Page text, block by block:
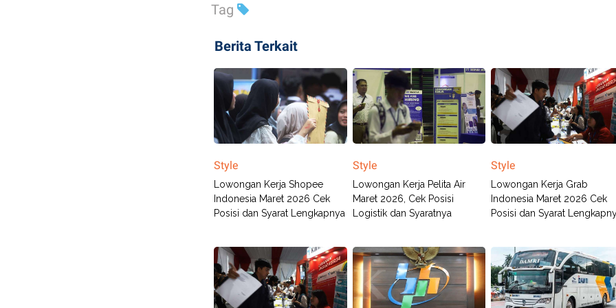
Tag
Berita Terkait
Style
Lowongan Kerja Shopee
Indonesia Maret 2026 Cek
Posisi dan Syarat Lengkapnya
Style
Lowongan Kerja Pelita Air
Maret 2026, Cek Posisi
Logistik dan Syaratnya
Style
Lowongan Kerja Grab
Indonesia Maret 2026 Cek
Posisi dan Syarat